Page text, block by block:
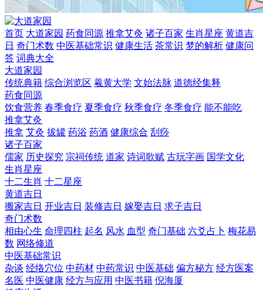
首页 大道家园 药食同源 推拿艾灸 诸子百家 生肖星座 黄道吉
日 奇门术数 中医基础常识 健康生活 茶常识 梦的解析 健康问
答 词典大全
大道家园
传统典籍 综合浏览区 羲黄大学 文始法脉 道德经集释
药食同源
饮食营养 春季食疗 夏季食疗 秋季食疗 冬季食疗 能不能吃
推拿艾灸
推拿 艾灸 拔罐 药浴 药酒 健康综合 刮痧
诸子百家
儒家 历史探究 宗祠传统 道家 诗词歌赋 古玩字画 国学文化
生肖星座
十二生肖 十二星座
黄道吉日
搬家吉日 开业吉日 装修吉日 嫁娶吉日 求子吉日
奇门术数
相由心生 命理四柱 起名 风水 血型 奇门基础 六爻占卜 梅花易
数 网络修道
中医基础常识
杂谈 经络穴位 中药材 中药常识 中医基础 偏方秘方 经方医案
名医 中医健康 经方与应用 中医书籍 倪海厦